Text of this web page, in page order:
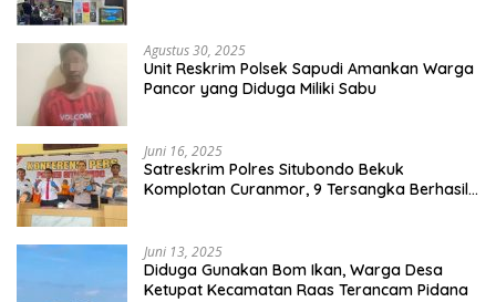
Agustus 30, 2025
Unit Reskrim Polsek Sapudi Amankan Warga
Pancor yang Diduga Miliki Sabu
Juni 16, 2025
Satreskrim Polres Situbondo Bekuk
Komplotan Curanmor, 9 Tersangka Berhasil
Juni 13, 2025
Diduga Gunakan Bom Ikan, Warga Desa
Ketupat Kecamatan Raas Terancam Pidana